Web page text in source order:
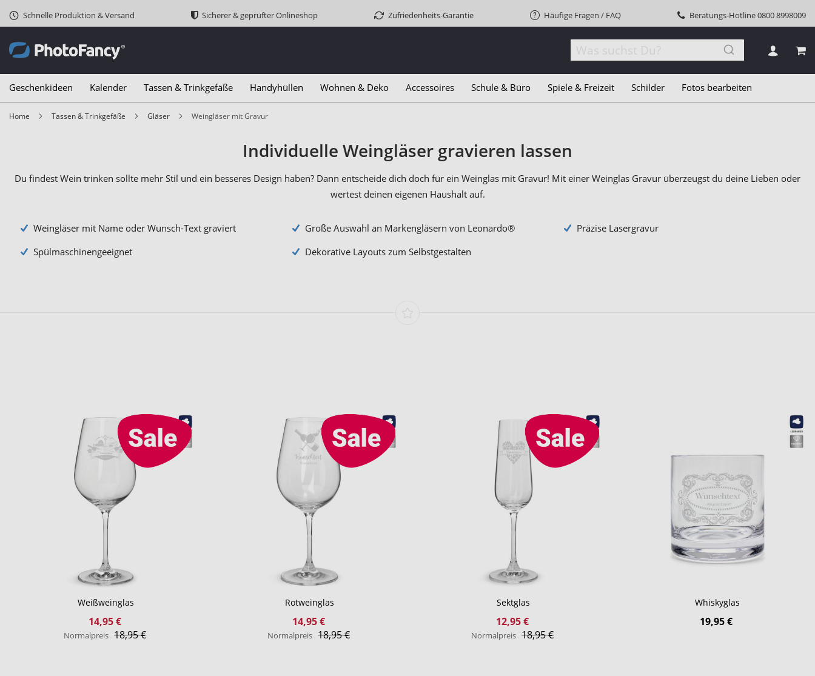
Schnelle Produktion & Versand Sicherer & geprüfter Onlineshop Zufriedenheits-Garantie Häufige Fragen / FAQ Beratungs-Hotline0800 8998009
Geschenkideen Kalender Tassen & Trinkgefäße Handyhüllen Wohnen & Deko Accessoires Schule & Büro Spiele & Freizeit Schilder Fotos bearbeiten
Home Tassen & Trinkgefäße Gläser Weingläser mit Gravur
Individuelle Weingläser gravieren lassen
Du findest Wein trinken sollte mehr Stil und ein besseres Design haben? Dann entscheide dich doch für ein Weinglas mit Gravur! Mit einer Weinglas Gravur überzeugst du deine Lieben oder
wertest deinen eigenen Haushalt auf.
Weingläser mit Name oder Wunsch-Text graviert
Spülmaschinengeeignet
Große Auswahl an Markengläsern von Leonardo®
Dekorative Layouts zum Selbstgestalten
Präzise Lasergravur
Weißweinglas
Sonderangebot
14,95 €
Normalpreis 18,95 €
Rotweinglas
Sonderangebot
14,95 €
Normalpreis 18,95 €
Sektglas
Sonderangebot
12,95 €
Normalpreis 18,95 €
Whiskyglas
19,95 €